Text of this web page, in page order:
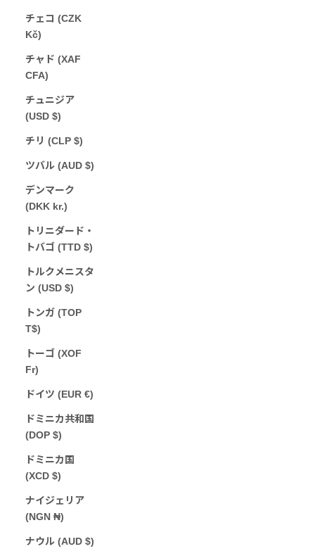
チェコ (CZK
Kč)
チャド (XAF
CFA)
チュニジア
(USD $)
チリ (CLP $)
ツバル (AUD $)
デンマーク
(DKK kr.)
トリニダード・
トバゴ (TTD $)
トルクメニスタ
ン (USD $)
トンガ (TOP
T$)
トーゴ (XOF
Fr)
ドイツ (EUR €)
ドミニカ共和国
(DOP $)
ドミニカ国
(XCD $)
ナイジェリア
(NGN ₦)
ナウル (AUD $)